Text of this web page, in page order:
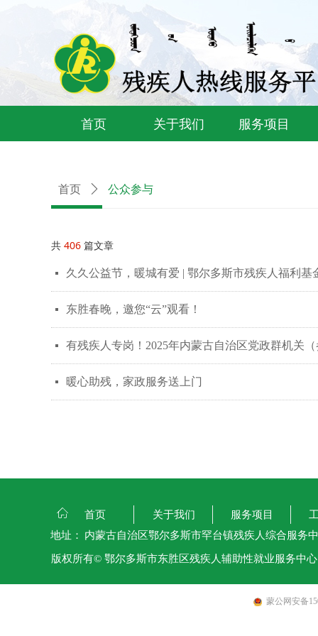
首页 关于我们 服务项目
首页 ꄲ 公众参与
共 406 篇文章
넷 久久公益节，暖城有爱 | 鄂尔多斯市残疾人福利基
넷 东胜春晚，邀您“云”观看！
넷 有残疾人专岗！2025年内蒙古自治区党政群机关
넷 暖心助残，家政服务送上门
版权所有© 鄂尔多斯市东胜区残疾人辅助性就业服务中心
ꀇ 首页 关于我们 服务项目
地址：
内蒙古自治区鄂尔多斯市罕台镇残疾人综合服务
蒙公网安备